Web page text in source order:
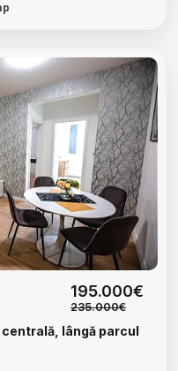
lângă parcul
195.000€
235.000€